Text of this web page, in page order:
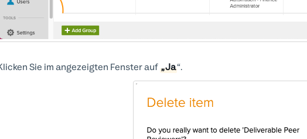
Sie im angezeigten Fenster auf „Ja“.